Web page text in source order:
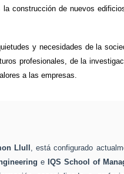
construcción de nuevos
y necesidades de la
profesionales, de la
a las empresas.
Llull , está configurado
e IQS School of